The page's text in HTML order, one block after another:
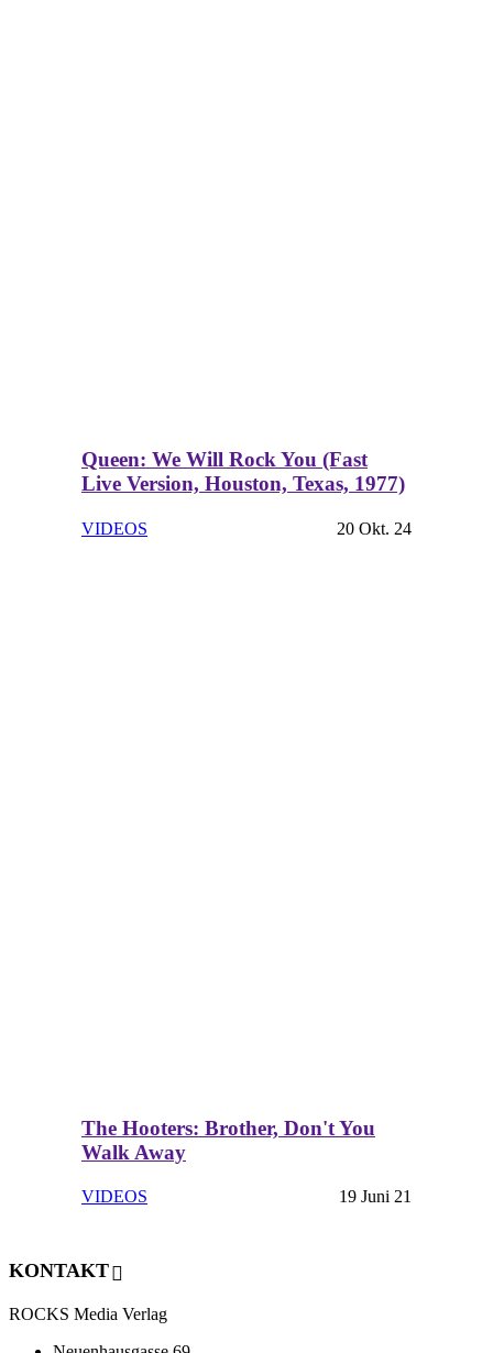
Queen: We Will Rock You (Fast
Live Version, Houston, Texas, 1977)
VIDEOS 20 Okt. 24
The Hooters: Brother, Don't You
Walk Away
VIDEOS 19 Juni 21
KONTAKT
ROCKS Media Verlag